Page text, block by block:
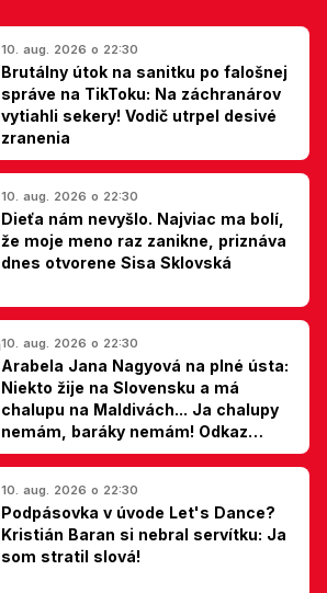
10. aug. 2026 o 22:30
Brutálny útok na sanitku po falošnej
správe na TikToku: Na záchranárov
vytiahli sekery! Vodič utrpel desivé
zranenia
10. aug. 2026 o 22:30
Dieťa nám nevyšlo. Najviac ma bolí,
že moje meno raz zanikne, priznáva
dnes otvorene Sisa Sklovská
10. aug. 2026 o 22:30
Arabela Jana Nagyová na plné ústa:
Niekto žije na Slovensku a má
chalupu na Maldivách... Ja chalupy
nemám, baráky nemám! Odkaz
Slovákom
10. aug. 2026 o 22:30
Podpásovka v úvode Let's Dance?
Kristián Baran si nebral servítku: Ja
som stratil slová!